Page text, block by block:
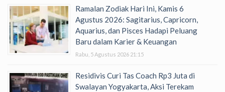
Ramalan Zodiak Hari Ini, Kamis 6
Agustus 2026: Sagitarius, Capricorn,
Aquarius, dan Pisces Hadapi Peluang
Baru dalam Karier & Keuangan
Rabu, 5 Agustus 2026 21:15
Residivis Curi Tas Coach Rp3 Juta di
Swalayan Yogyakarta, Aksi Terekam